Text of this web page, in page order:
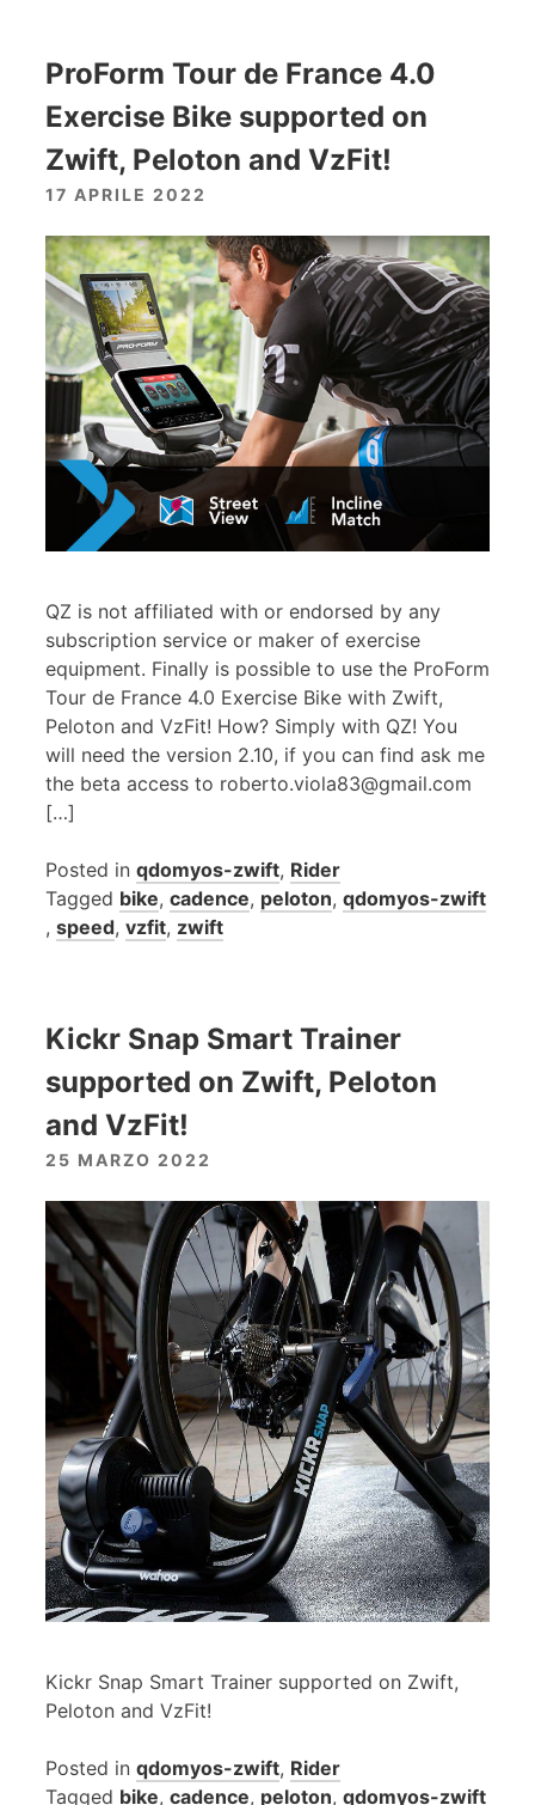
ProForm Tour de France 4.0
Exercise Bike supported on
Zwift, Peloton and VzFit!
17 APRILE 2022
QZ is not affiliated with or endorsed by any
subscription service or maker of exercise
equipment. Finally is possible to use the ProForm
Tour de France 4.0 Exercise Bike with Zwift,
Peloton and VzFit! How? Simply with QZ! You
will need the version 2.10, if you can find ask me
the beta access to roberto.viola83@gmail.com
[…]
Posted in qdomyos-zwift, Rider
Tagged bike, cadence, peloton, qdomyos-zwift
, speed, vzfit, zwift
Kickr Snap Smart Trainer
supported on Zwift, Peloton
and VzFit!
25 MARZO 2022
Kickr Snap Smart Trainer supported on Zwift,
Peloton and VzFit!
Posted in qdomyos-zwift, Rider
Tagged bike, cadence, peloton, qdomyos-zwift